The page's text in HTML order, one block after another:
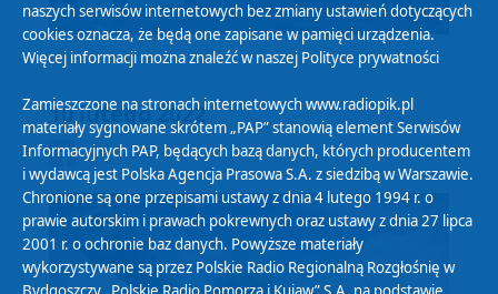
10 lutego 2022
2022-02-10
naszych serwisów internetowych bez zmiany ustawień dotyczących
cookies oznacza, że będą one zapisane w pamięci urządzenia.
Więcej informacji można znaleźć w naszej Polityce prywatności
Zamieszczone na stronach internetowych www.radiopik.pl
materiały sygnowane skrótem „PAP” stanowią element Serwisów
Informacyjnych PAP, będących bazą danych, których producentem
i wydawcą jest Polska Agencja Prasowa S.A. z siedzibą w Warszawie.
Chronione są one przepisami ustawy z dnia 4 lutego 1994 r. o
prawie autorskim i prawach pokrewnych oraz ustawy z dnia 27 lipca
2001 r. o ochronie baz danych. Powyższe materiały
wykorzystywane są przez Polskie Radio Regionalną Rozgłośnię w